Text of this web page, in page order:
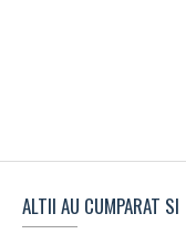
ALTII AU CUMPARAT SI